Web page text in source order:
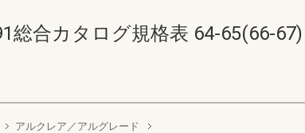
総合カタログ規格表 64-65(66-67)
アルクレア／アルグレード